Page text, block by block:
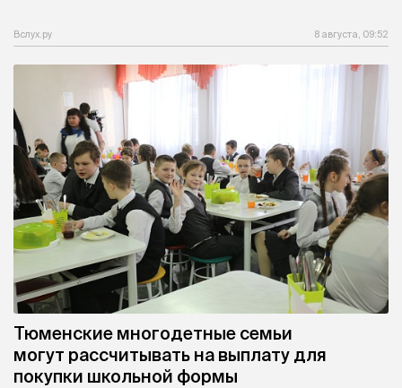
Вслух.ру 8 августа, 09:52
Тюменские многодетные семьи
могут рассчитывать на выплату для
покупки школьной формы